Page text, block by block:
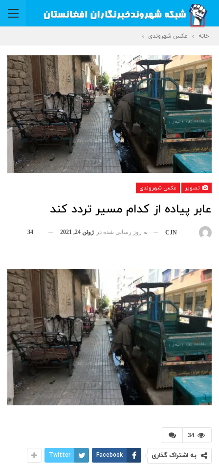
خانه عکس شهروندی
تصویر عکس شهروندی
عابر پیاده از کدام مسیر تردد کند
CJN به روز رسانی شده در ژوئن 24, 2021 34
34
به اشتراک گذاری Facebook
Twitter